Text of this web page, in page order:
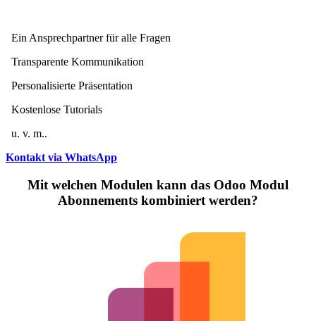
Ein Ansprechpartner für alle Fragen
Transparente Kommunikation
Personalisierte Präsentation
Kostenlose Tutorials
u. v. m..
Kontakt via WhatsApp
Mit welchen Modulen kann das Odoo Modul
Abonnements kombiniert werden?